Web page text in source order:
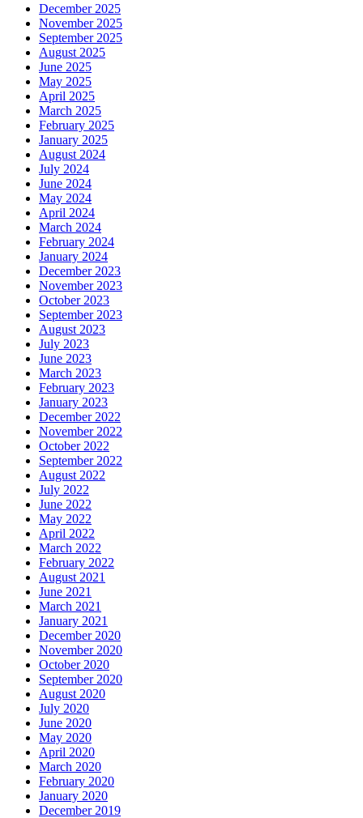
December 2025
November 2025
September 2025
August 2025
June 2025
May 2025
April 2025
March 2025
February 2025
January 2025
August 2024
July 2024
June 2024
May 2024
April 2024
March 2024
February 2024
January 2024
December 2023
November 2023
October 2023
September 2023
August 2023
July 2023
June 2023
March 2023
February 2023
January 2023
December 2022
November 2022
October 2022
September 2022
August 2022
July 2022
June 2022
May 2022
April 2022
March 2022
February 2022
August 2021
June 2021
March 2021
January 2021
December 2020
November 2020
October 2020
September 2020
August 2020
July 2020
June 2020
May 2020
April 2020
March 2020
February 2020
January 2020
December 2019